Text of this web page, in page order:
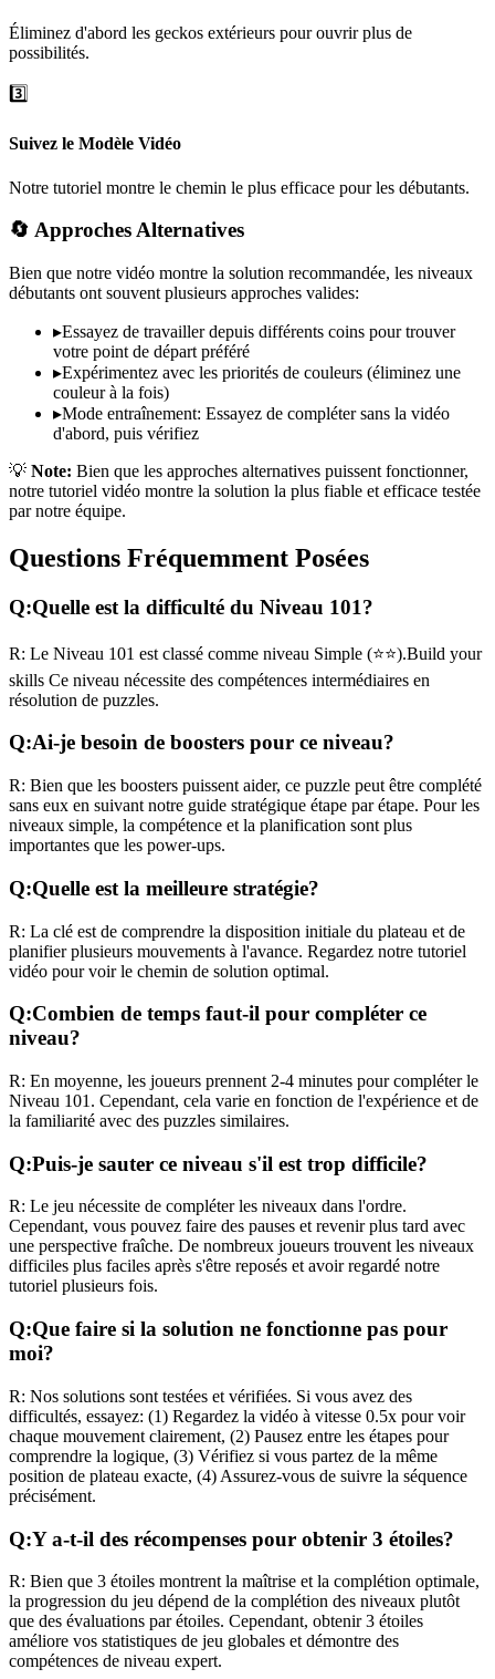
Éliminez d'abord les geckos extérieurs pour ouvrir plus de
possibilités.
3️⃣
Suivez le Modèle Vidéo
Notre tutoriel montre le chemin le plus efficace pour les débutants.
🔄 Approches Alternatives
Bien que notre vidéo montre la solution recommandée, les niveaux
débutants ont souvent plusieurs approches valides:
▸Essayez de travailler depuis différents coins pour trouver
votre point de départ préféré
▸Expérimentez avec les priorités de couleurs (éliminez une
couleur à la fois)
▸Mode entraînement: Essayez de compléter sans la vidéo
d'abord, puis vérifiez
💡 Note: Bien que les approches alternatives puissent fonctionner,
notre tutoriel vidéo montre la solution la plus fiable et efficace testée
par notre équipe.
Questions Fréquemment Posées
Q:Quelle est la difficulté du Niveau 101?
R: Le Niveau 101 est classé comme niveau Simple (⭐⭐).Build your
skills Ce niveau nécessite des compétences intermédiaires en
résolution de puzzles.
Q:Ai-je besoin de boosters pour ce niveau?
R: Bien que les boosters puissent aider, ce puzzle peut être complété
sans eux en suivant notre guide stratégique étape par étape. Pour les
niveaux simple, la compétence et la planification sont plus
importantes que les power-ups.
Q:Quelle est la meilleure stratégie?
R: La clé est de comprendre la disposition initiale du plateau et de
planifier plusieurs mouvements à l'avance. Regardez notre tutoriel
vidéo pour voir le chemin de solution optimal.
Q:Combien de temps faut-il pour compléter ce
niveau?
R: En moyenne, les joueurs prennent 2-4 minutes pour compléter le
Niveau 101 . Cependant, cela varie en fonction de l'expérience et de
la familiarité avec des puzzles similaires.
Q:Puis-je sauter ce niveau s'il est trop difficile?
R: Le jeu nécessite de compléter les niveaux dans l'ordre.
Cependant, vous pouvez faire des pauses et revenir plus tard avec
une perspective fraîche. De nombreux joueurs trouvent les niveaux
difficiles plus faciles après s'être reposés et avoir regardé notre
tutoriel plusieurs fois.
Q:Que faire si la solution ne fonctionne pas pour
moi?
R: Nos solutions sont testées et vérifiées. Si vous avez des
difficultés, essayez: (1) Regardez la vidéo à vitesse 0.5x pour voir
chaque mouvement clairement, (2) Pausez entre les étapes pour
comprendre la logique, (3) Vérifiez si vous partez de la même
position de plateau exacte, (4) Assurez-vous de suivre la séquence
précisément.
Q:Y a-t-il des récompenses pour obtenir 3 étoiles?
R: Bien que 3 étoiles montrent la maîtrise et la complétion optimale,
la progression du jeu dépend de la complétion des niveaux plutôt
que des évaluations par étoiles. Cependant, obtenir 3 étoiles
améliore vos statistiques de jeu globales et démontre des
compétences de niveau expert.